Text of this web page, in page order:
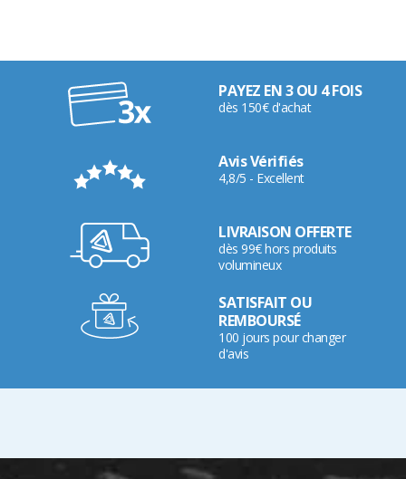
PAYEZ EN 3 OU 4 FOIS
dès 150€ d'achat
Avis Vérifiés
4,8/5 - Excellent
LIVRAISON OFFERTE
dès 99€ hors produits
volumineux
SATISFAIT OU
REMBOURSÉ
100 jours pour changer
d'avis